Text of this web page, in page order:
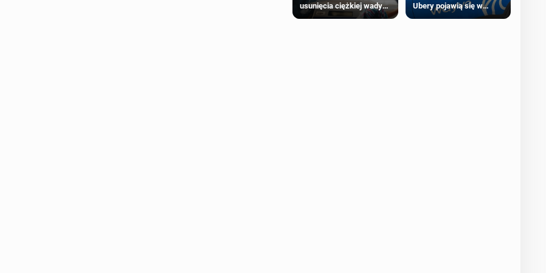
usunięcia ciężkiej wady
wrodzonej płodu w łonie
Ubery pojawią się w
Londynie jeszcze tego